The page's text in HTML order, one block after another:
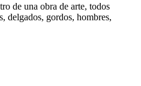
de una obra de arte, todos
delgados, gordos, hombres,